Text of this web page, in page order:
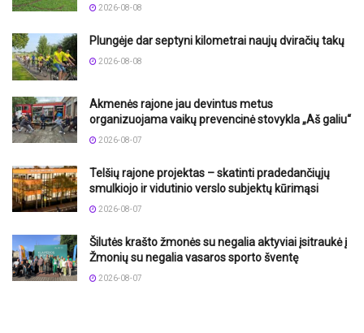
2026-08-08
Plungėje dar septyni kilometrai naujų dviračių takų
2026-08-08
Akmenės rajone jau devintus metus
organizuojama vaikų prevencinė stovykla „Aš galiu“
2026-08-07
Telšių rajone projektas – skatinti pradedančiųjų
smulkiojo ir vidutinio verslo subjektų kūrimąsi
2026-08-07
Šilutės krašto žmonės su negalia aktyviai įsitraukė į
Žmonių su negalia vasaros sporto šventę
2026-08-07